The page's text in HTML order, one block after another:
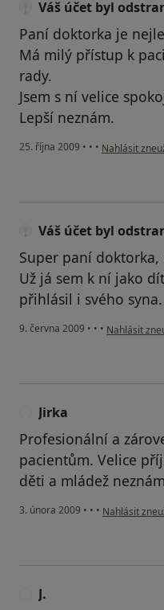
Váš účet byl
Paní doktorka je
Má milý přístup k
rady.
Jsem s ní velice
Lepší neznám.
25. října 2009 • • • podle názoru
Nahlásit
Váš účet byl
Super paní
Už já sem k ní jako
přihlásil i svého syna.
9. června 2009 • • • podle
Nahlásit
Jirka
Profesionální a
pacientům. Velice
děti a mládež
3. února 2009 • • • podle názoru
Nahlásit
J.